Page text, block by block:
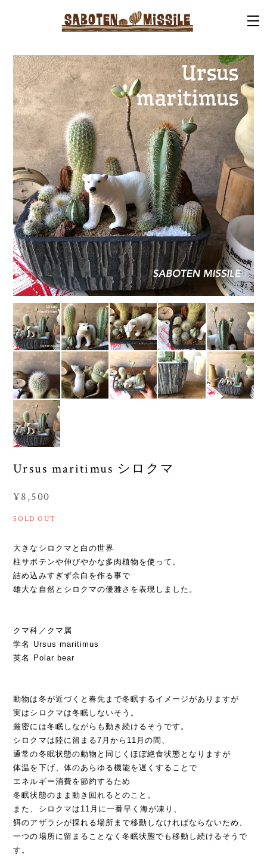
Ursus maritimus シロクマ
¥8,500
SOLD OUT
大きなシロクマと白の世界
柱サボテンや伸びやかな多肉植物を使って。
詰め込みすぎず余白を作る事で
雄大な自然とシロクマの優雅さを表現しました。
クマ科／クマ属
学名 Ursus maritimus
英名 Polar bear
動物は冬が近づくと春先まで冬眠するイメージがありますが
実はシロクマは冬眠しないそう。
厳密には冬眠しながらも動き続けるそうです。
シロクマは陸に留まる7月から11月の間、
通常の冬眠状態の動物と同じくほぼ絶食状態となりますが
体温を下げ、体のあらゆる機能を遅くすることで
エネルギー消費を節約するため
冬眠状態のまま動き回れるとのこと。
また、シロクマは11月に一番早く海が凍り、
餌のアザラシが採れる場所まで移動しなければならないため、
一つの場所に留まることなく冬眠状態でも移動し続けるそうで
す。